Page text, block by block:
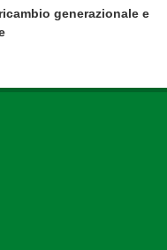
generazionale e